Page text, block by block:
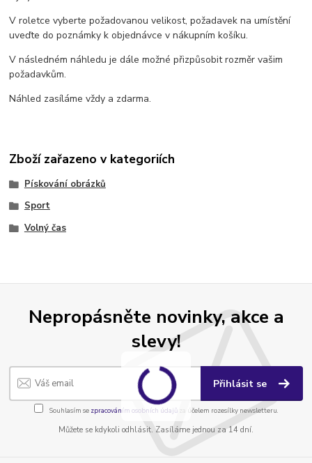
V roletce vyberte požadovanou velikost, požadavek na umístění
uveďte do poznámky k objednávce v nákupním košíku.
V následném náhledu je dále možné přizpůsobit rozměr vašim
požadavkům.
Náhled zasíláme vždy a zdarma.
Zboží zařazeno v kategoriích
Pískování obrázků
Sport
Volný čas
Nepropásněte novinky, akce a
slevy!
Přihlásit se
Souhlasím se zpracováním osobních údajůza účelem rozesílky newsletteru.
Můžete se kdykoli odhlásit. Zasíláme jednou za 14 dní.